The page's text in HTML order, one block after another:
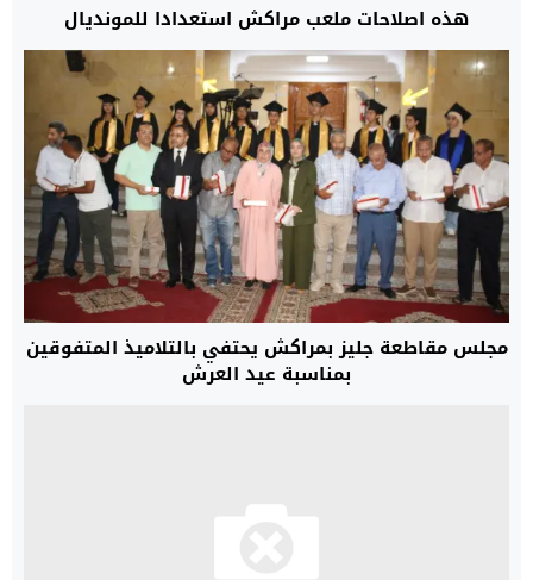
هذه اصلاحات ملعب مراكش استعدادا للمونديال
مجلس مقاطعة جليز بمراكش يحتفي بالتلاميذ المتفوقين
بمناسبة عيد العرش